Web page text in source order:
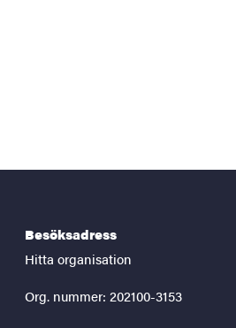
Besöksadress
Hitta organisation
Org. nummer: 202100-3153